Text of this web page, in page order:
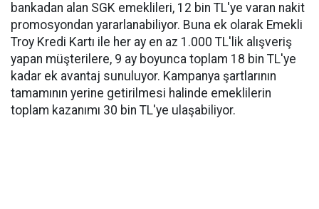
bankadan alan SGK emeklileri, 12 bin TL'ye varan nakit
promosyondan yararlanabiliyor. Buna ek olarak Emekli
Troy Kredi Kartı ile her ay en az 1.000 TL'lik alışveriş
yapan müşterilere, 9 ay boyunca toplam 18 bin TL'ye
kadar ek avantaj sunuluyor. Kampanya şartlarının
tamamının yerine getirilmesi halinde emeklilerin
toplam kazanımı 30 bin TL'ye ulaşabiliyor.